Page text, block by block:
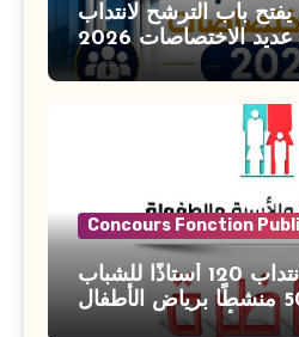
يفتح باب الترشح لانتداب
عديد الاختصاصات 2026 / Concours BT
Banque de Tunisie
Concours Fonction
مناظرة انتداب 120 أستاذًا للشباب
والطفولة و 50 منشطًا برياض الأطفال
والمرأة والطفولة وكبار